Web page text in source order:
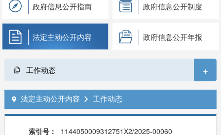
政府信息公开指南 政府信息公开制度
法定主动公开内容 政府信息公开年报
工作动态 +
 法定主动公开内容  工作动态
索引号：
1144050009312751X2/2025-00060